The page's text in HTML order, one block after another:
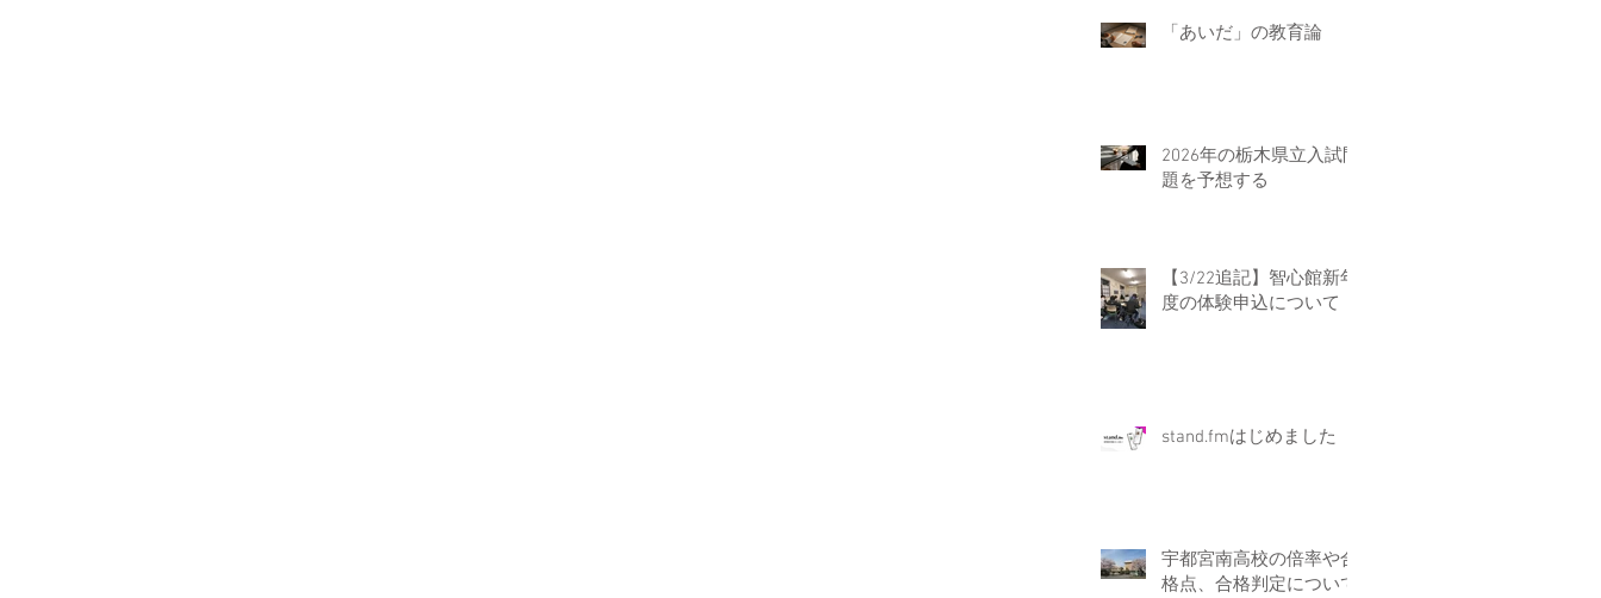
「あいだ」の教育論
2026年の栃木県立入試問
題を予想する
【3/22追記】智心館新年
度の体験申込について
stand.fmはじめました
宇都宮南高校の倍率や合
格点、合格判定について